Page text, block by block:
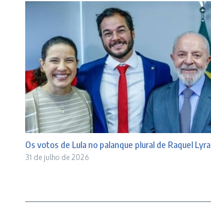
Os votos de Lula no palanque plural de Raquel Lyra
31 de julho de 2026